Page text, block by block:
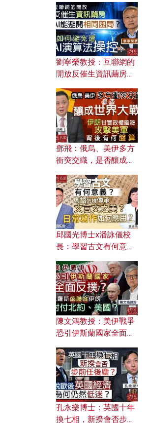
劉寧榮教授：互聯網的
開放反催生資訊繭房，
何避免遭AI演算法操
控？
鄧飛：俄烏、美伊多方
衝突交織，是否釀成世
風險攻擊美軍，背後有
何盤算？
邱國光博士x潘詠儀校
長：學習古文有何意
文之美？ 日常寫作如何
應用？
陳文鴻教授：美伊戰爭
恐引伊斯蘭國家全面反
對付北約美國？
孔永樂博士：英國十年
換七相，新揆會否步前